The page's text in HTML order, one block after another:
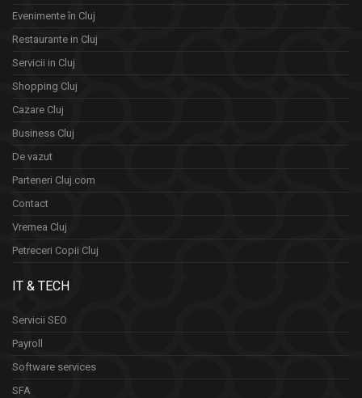
Evenimente în Cluj
Restaurante in Cluj
Servicii in Cluj
Shopping Cluj
Cazare Cluj
Business Cluj
De vazut
Parteneri Cluj.com
Contact
Vremea Cluj
Petreceri Copii Cluj
IT & TECH
Servicii SEO
Payroll
Software services
SFA